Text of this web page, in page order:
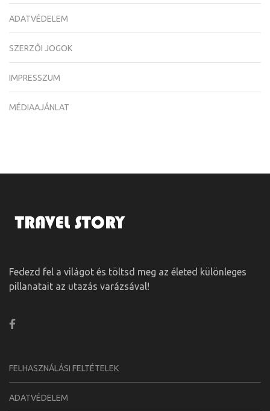
ADATVÉDELEM
SZERZŐI JOGOK
IMPRESSZUM
MÉDIAAJÁNLAT
Fedezd fel a világot és töltsd meg az életed különleges
pillanatait az utazás varázsával!
FELHASZNÁLÁSI FELTÉTELEK
ADATVÉDELEM